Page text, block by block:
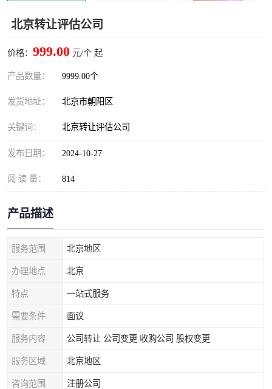
北京转让评估公司
价格： 999.00 元/个 起
产品数量： 9999.00个
发货地址： 北京市朝阳区
关键词： 北京转让评估公司
发布日期： 2024-10-27
阅 读 量： 814
产品描述
服务范围 北京地区
办理地点 北京
特点 一站式服务
需要条件 面议
服务内容 公司转让 公司变更 收购公司 股权变更
服务区域 北京地区
咨询范围 注册公司